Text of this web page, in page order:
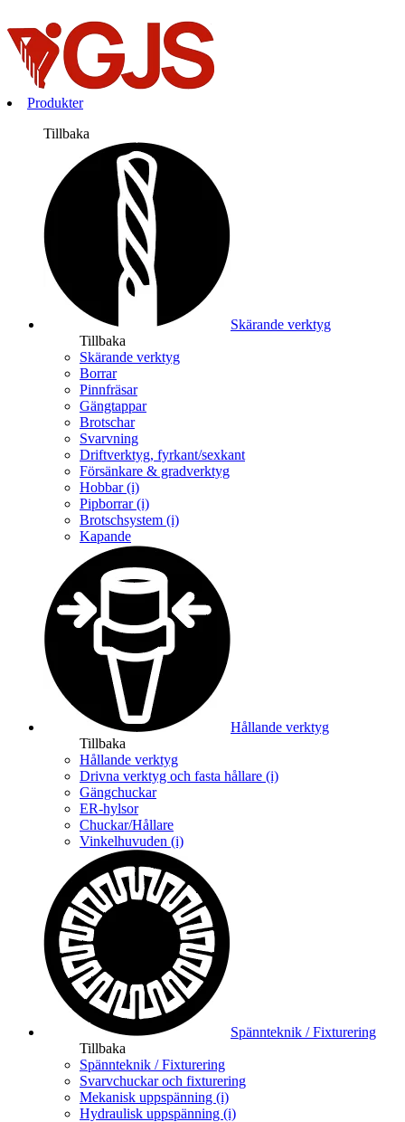
Produkter
Tillbaka
Skärande verktyg
Tillbaka
Skärande verktyg
Borrar
Pinnfräsar
Gängtappar
Brotschar
Svarvning
Driftverktyg, fyrkant/sexkant
Försänkare & gradverktyg
Hobbar (i)
Pipborrar (i)
Brotschsystem (i)
Kapande
Hållande verktyg
Tillbaka
Hållande verktyg
Drivna verktyg och fasta hållare (i)
Gängchuckar
ER-hylsor
Chuckar/Hållare
Vinkelhuvuden (i)
Spännteknik / Fixturering
Tillbaka
Spännteknik / Fixturering
Svarvchuckar och fixturering
Mekanisk uppspänning (i)
Hydraulisk uppspänning (i)